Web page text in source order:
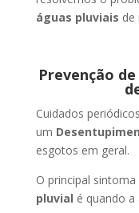
águas pluviais de
Prevenção
Cuidados
um
esgotos em geral.
O principal sintoma
pluvial é quando